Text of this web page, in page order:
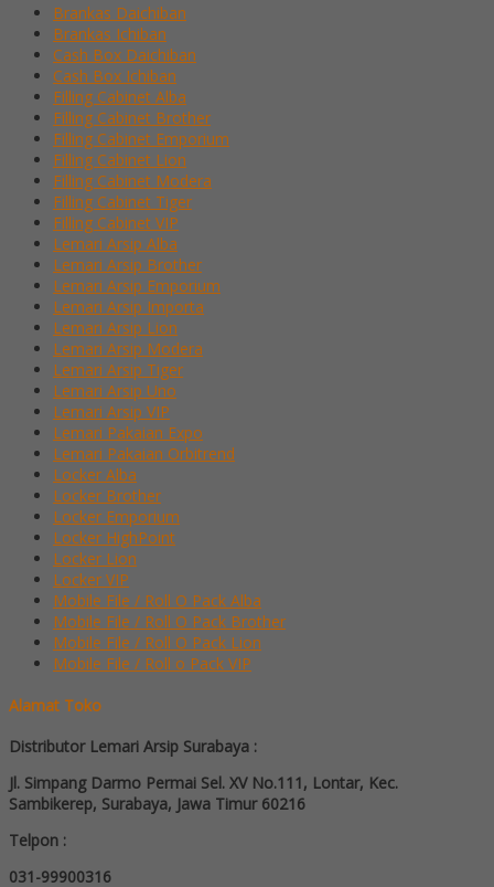
Brankas Daichiban
Brankas Ichiban
Cash Box Daichiban
Cash Box Ichiban
Filling Cabinet Alba
Filling Cabinet Brother
Filling Cabinet Emporium
Filling Cabinet Lion
Filling Cabinet Modera
Filling Cabinet Tiger
Filling Cabinet VIP
Lemari Arsip Alba
Lemari Arsip Brother
Lemari Arsip Emporium
Lemari Arsip Importa
Lemari Arsip Lion
Lemari Arsip Modera
Lemari Arsip Tiger
Lemari Arsip Uno
Lemari Arsip VIP
Lemari Pakaian Expo
Lemari Pakaian Orbitrend
Locker Alba
Locker Brother
Locker Emporium
Locker HighPoint
Locker Lion
Locker VIP
Mobile File / Roll O Pack Alba
Mobile File / Roll O Pack Brother
Mobile File / Roll O Pack Lion
Mobile File / Roll o Pack VIP
Alamat Toko
Distributor Lemari Arsip Surabaya :
Jl. Simpang Darmo Permai Sel. XV No.111, Lontar, Kec.
Sambikerep, Surabaya, Jawa Timur 60216
Telpon :
031-99900316